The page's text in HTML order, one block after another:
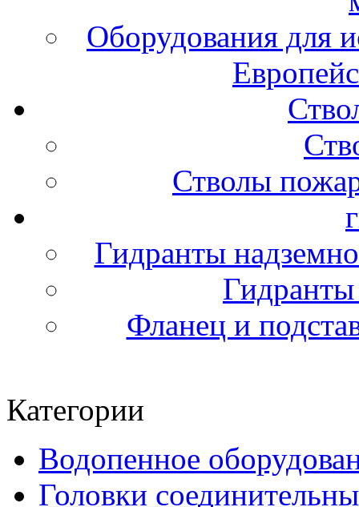
Оборудования для
Стволы
Гидранты
Фланец и
Категории
Водопенное
Головки